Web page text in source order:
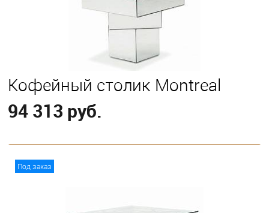
Кофейный столик Montreal
94 313 руб.
Под заказ